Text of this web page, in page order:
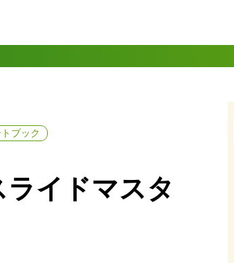
トブック
イドマスタ